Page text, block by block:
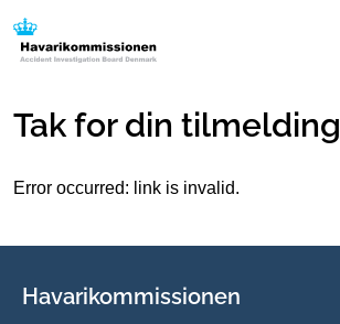
Tak for din tilmelding
Error occurred: link is invalid.
Havarikommissionen